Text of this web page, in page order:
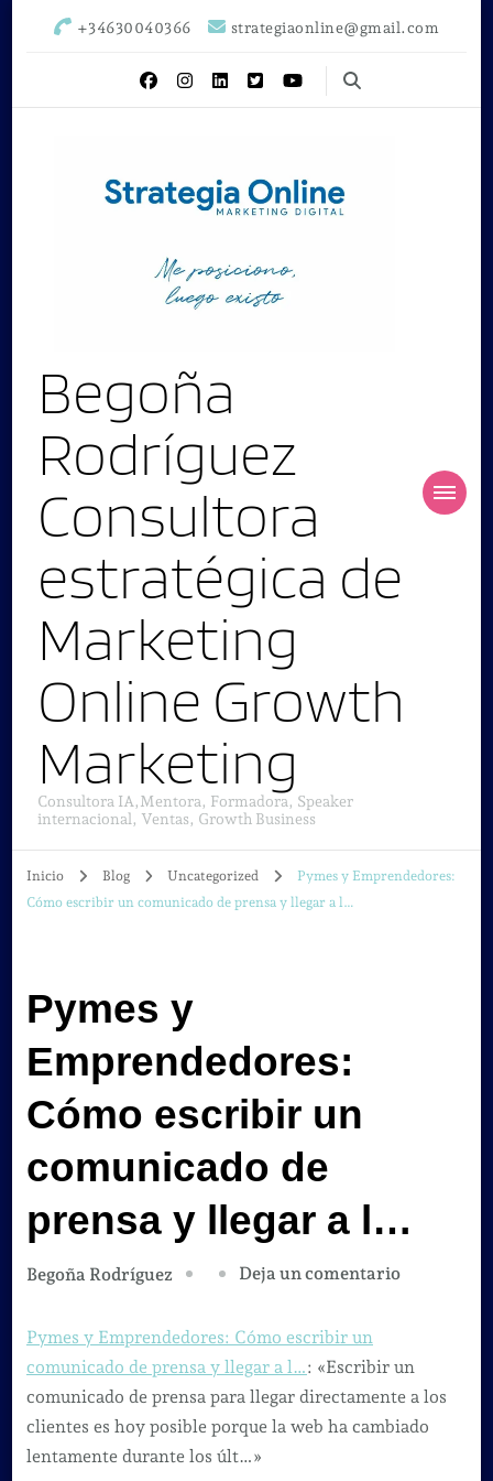
+34630040366 strategiaonline@gmail.com
Begoña
Rodríguez
Consultora
estratégica de
Marketing
Online Growth
Marketing
Consultora IA,Mentora, Formadora, Speaker
internacional, Ventas, Growth Business
Inicio Blog Uncategorized
Pymes y Emprendedores:
Cómo escribir un comunicado de prensa y llegar a l…
Pymes y
Emprendedores:
Cómo escribir un
comunicado de
prensa y llegar a l…
Begoña Rodríguez Deja un comentarioen
Cómo
escribir
Pymes y Emprendedores: Cómo escribir un
comunicado de prensa y llegar a l…: «Escribir un
comunicado de prensa para llegar directamente a los
clientes es hoy posible porque la web ha cambiado
lentamente durante los últ…»